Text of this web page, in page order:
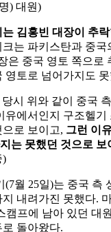
) 대원)
김홍빈 대장이 추
크는 파키스탄과 중
은 중국 영토 쪽으로
영토로 넘어가지도
시 위와 같이 중국
유에서인지 구조헬
로 보이고, 그런 이
는 못했던 것으로 보
)
(7월 25일)는 중국 측
내려가진 못했다.
캠프에 남아 있던 대
돌아왔다.